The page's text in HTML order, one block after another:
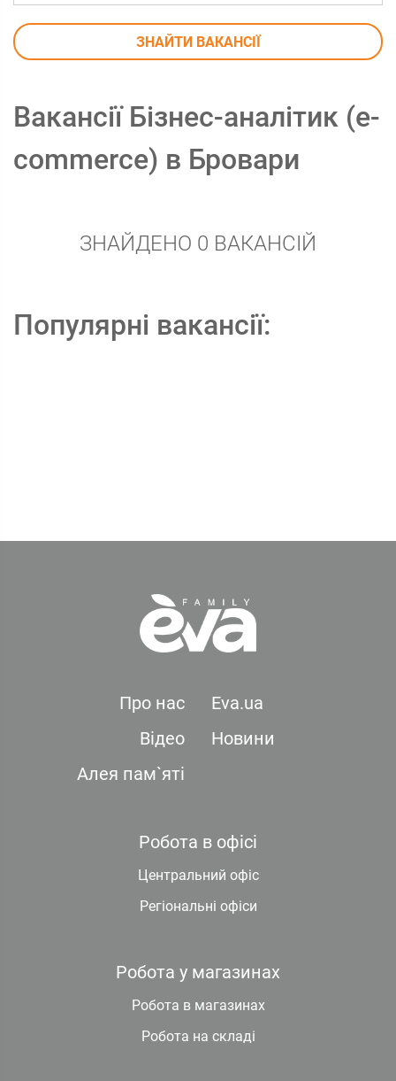
ЗНАЙТИ ВАКАНСІЇ
Вакансії Бізнес-аналітик (e-
commerce) в Бровари
ЗНАЙДЕНО 0 ВАКАНСІЙ
Популярні вакансії:
Про нас
Eva.ua
Відео
Новини
Алея пам`яті
Робота в офісі
Центральний офіс
Регіональні офіси
Робота у магазинах
Робота в магазинах
Робота на складі